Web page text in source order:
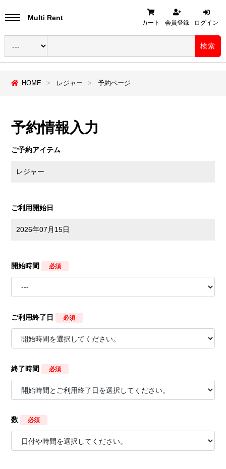
Multi Rent
検索
カート 会員登録 ログイン
HOME レジャー 予約ページ
予約情報入力
ご予約アイテム
レジャー
ご利用開始日
2026年07月15日
開始時間 必須
ご利用終了日 必須
終了時間 必須
数 必須